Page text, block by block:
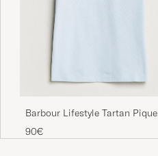
Barbour Lifestyle Tartan Pique
Polo Niagra Mist
90€